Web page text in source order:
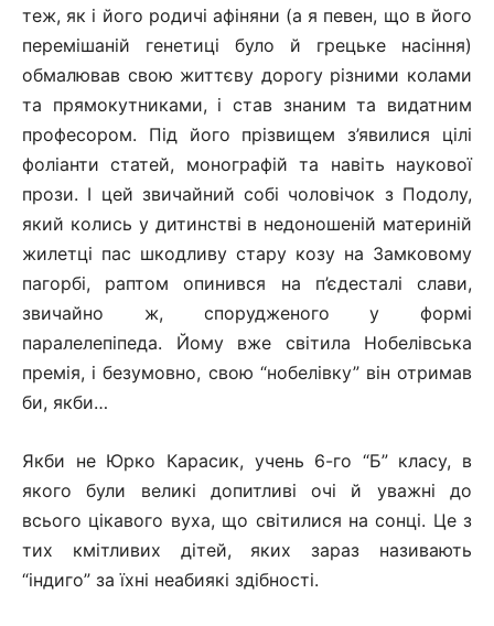
теж, як і його родичі афіняни (а я певен, що в його
перемішаній генетиці було й грецьке насіння)
обмалював свою життєву дорогу різними колами
та прямокутниками, і став знаним та видатним
професором. Під його прізвищем з’явилися цілі
фоліанти статей, монографій та навіть наукової
прози. І цей звичайний собі чоловічок з Подолу,
який колись у дитинстві в недоношеній материній
жилетці пас шкодливу стару козу на Замковому
пагорбі, раптом опинився на п’єдесталі слави,
звичайно ж, спорудженого у формі
паралелепіпеда. Йому вже світила Нобелівська
премія, і безумовно, свою “нобелівку” він отримав
би, якби…
Якби не Юрко Карасик, учень 6-го “Б” класу, в
якого були великі допитливі очі й уважні до
всього цікавого вуха, що світилися на сонці. Це з
тих кмітливих дітей, яких зараз називають
“індиго” за їхні неабиякі здібності.